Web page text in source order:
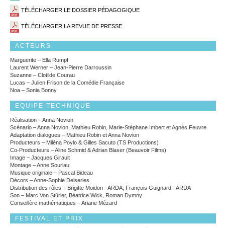
TÉLÉCHARGER LE DOSSIER PÉDAGOGIQUE
TÉLÉCHARGER LA REVUE DE PRESSE
ACTEURS
Marguerite – Ella Rumpf
Laurent Werner – Jean-Pierre Darroussin
Suzanne – Clotilde Courau
Lucas – Julien Frison de la Comédie Française
Noa – Sonia Bonny
EQUIPE TECHNIQUE
Réalisation – Anna Novion
Scénario – Anna Novion, Mathieu Robin, Marie-Stéphane Imbert et Agnès Feuvre
Adaptation dialogues – Mathieu Robin et Anna Novion
Producteurs – Miléna Poylo & Gilles Sacuto (TS Productions)
Co-Producteurs – Aline Schmid & Adrian Blaser (Beauvoir Films)
Image – Jacques Girault
Montage – Anne Souriau
Musique originale – Pascal Bideau
Décors – Anne-Sophie Delseries
Distribution des rôles – Brigitte Moidon - ARDA, François Guignard - ARDA
Son – Marc Von Stürler, Béatrice Wick, Roman Dymny
Conseillère mathématiques – Ariane Mézard
FESTIVAL ET PRIX